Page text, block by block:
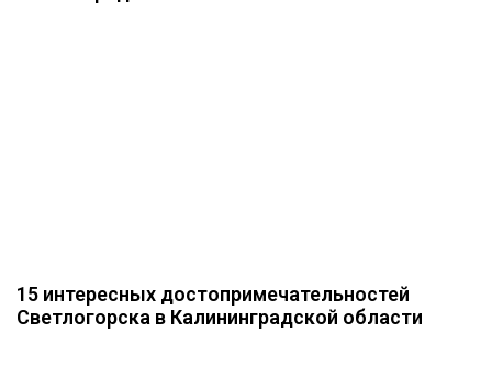
15 интересных достопримечательностей
Светлогорска в Калининградской области